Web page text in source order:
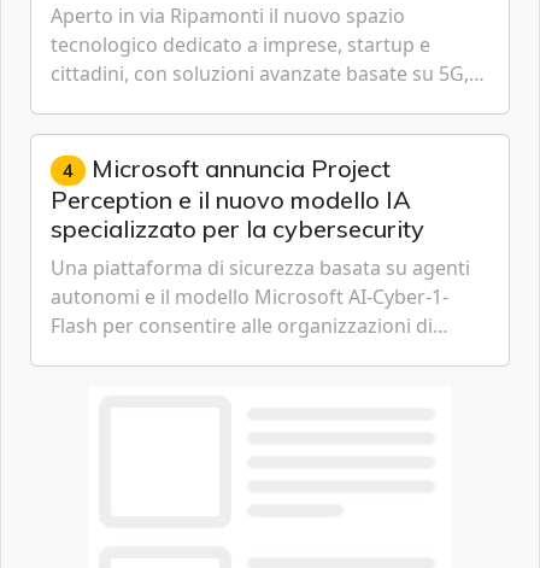
Aperto in via Ripamonti il nuovo spazio
tecnologico dedicato a imprese, startup e
cittadini, con soluzioni avanzate basate su 5G,
Cybersecurity.
4 Microsoft annuncia Project
Perception e il nuovo modello IA
specializzato per la cybersecurity
Una piattaforma di sicurezza basata su agenti
autonomi e il modello Microsoft AI-Cyber-1-
Flash per consentire alle organizzazioni di